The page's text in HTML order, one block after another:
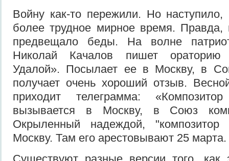
Войну как-то пережили. Но наступило,
более трудное мирное время. Правда,
предвещало беды. На волне
Николай Качалов пишет ораторию
Удалой». Посылает ее в Москву, в
получает очень хороший отзыв.
приходит телеграмма:
вызывается в Москву, в Союз
Окрыленный надеждой,
Москву. Там его арестовывают 25 марта.